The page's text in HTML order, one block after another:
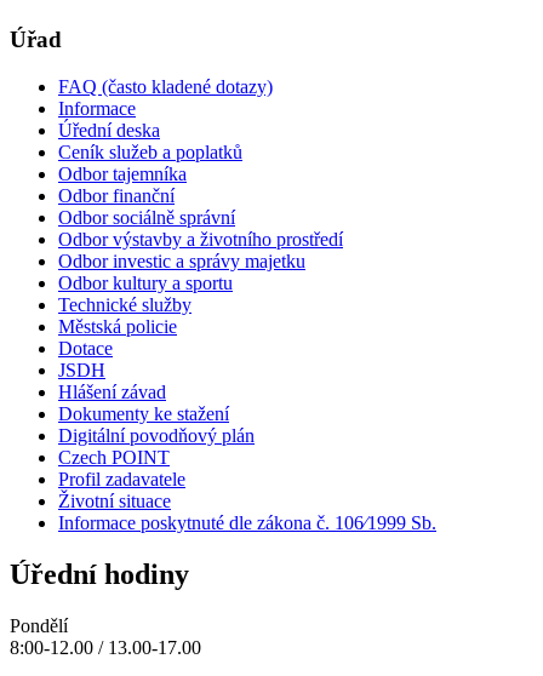
Úřad
FAQ (často kladené dotazy)
Informace
Úřední deska
Ceník služeb a poplatků
Odbor tajemníka
Odbor finanční
Odbor sociálně správní
Odbor výstavby a životního prostředí
Odbor investic a správy majetku
Odbor kultury a sportu
Technické služby
Městská policie
Dotace
JSDH
Hlášení závad
Dokumenty ke stažení
Digitální povodňový plán
Czech POINT
Profil zadavatele
Životní situace
Informace poskytnuté dle zákona č. 106⁄1999 Sb.
Úřední hodiny
Pondělí
8:00-12.00 / 13.00-17.00